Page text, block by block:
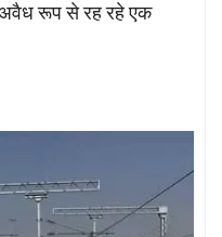
अवैध रूप से रह रहे एक